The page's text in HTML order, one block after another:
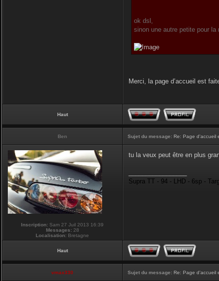
ok dsl,
sinon une autre petite pour
Merci, la page d’accueil est
Haut
Ben Sujet du message: Re: Page d'accueil
Inscription: Sam 27 Juil 2013 16:39
Messages: 28
Localisation: Bretagne
tu la veux peut être en plus
Supra TT - 94 - LHD - 6sp -
Haut
vmax330 Sujet du message: Re: Page d'accueil